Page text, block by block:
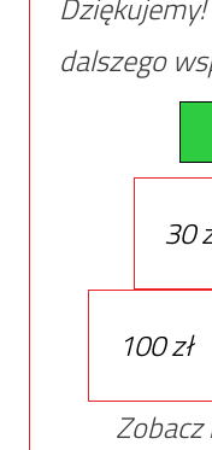
dalszego
30
100 zł